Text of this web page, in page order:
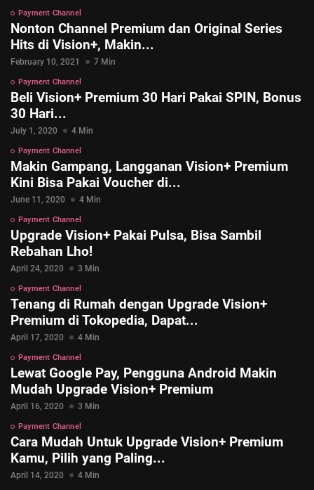
Payment Channel
Nonton Channel Premium dan Original Series
Hits di Vision+, Makin...
February 10, 2021 7 Min
Payment Channel
Beli Vision+ Premium 30 Hari Pakai SPIN, Bonus
30 Hari...
July 1, 2020 4 Min
Payment Channel
Makin Gampang, Langganan Vision+ Premium
Kini Bisa Pakai Voucher di...
June 11, 2020 4 Min
Payment Channel
Upgrade Vision+ Pakai Pulsa, Bisa Sambil
Rebahan Lho!
April 24, 2020 3 Min
Payment Channel
Tenang di Rumah dengan Upgrade Vision+
Premium di Tokopedia, Dapat...
April 17, 2020 4 Min
Payment Channel
Lewat Google Pay, Pengguna Android Makin
Mudah Upgrade Vision+ Premium
April 16, 2020 3 Min
Payment Channel
Cara Mudah Untuk Upgrade Vision+ Premium
Kamu, Pilih yang Paling...
April 14, 2020 4 Min